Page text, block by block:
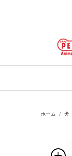
ホーム 犬